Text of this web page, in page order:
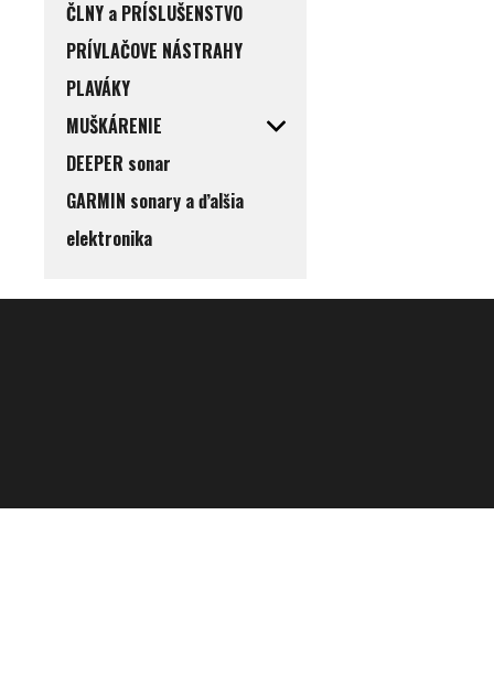
ČLNY a PRÍSLUŠENSTVO
PRÍVLAČOVE NÁSTRAHY
PLAVÁKY
MUŠKÁRENIE
DEEPER sonar
GARMIN sonary a ďalšia
elektronika